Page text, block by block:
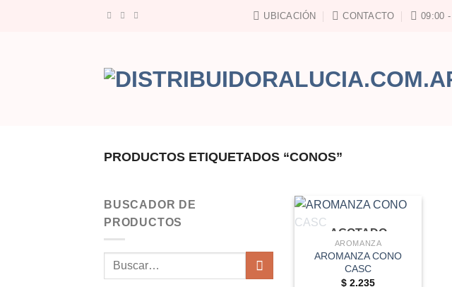
UBICACIÓN CONTACTO 09:00
PRODUCTOS ETIQUETADOS “CONOS”
BUSCADOR DE
PRODUCTOS
Buscar
AGOTADO
AROMANZA
AROMANZA CONO
CASC
$ 2.235